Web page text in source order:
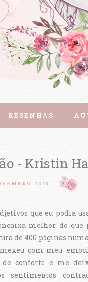
RESENHAS
- Kristin
2018
que eu podia
melhor do
de 400 páginas
mexeu com meu
conforto e me
sentimentos